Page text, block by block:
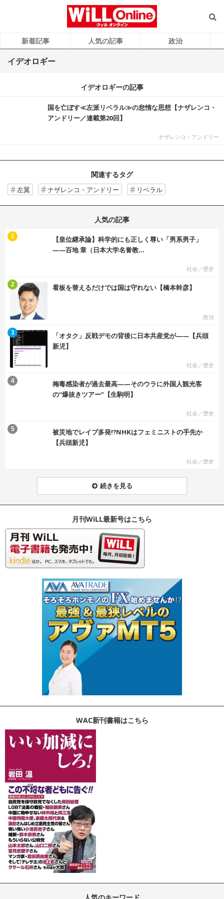
新着記事 人気の記事 政治
イデオロギー
イデオロギーの記事
国を亡ぼす≪左派リベラル≫の怠惰な思想【ナザレンコ・
アンドリー／連載第20回】
ナザレンコ・アンドリー
関連するタグ
左翼 ナザレンコ・アンドリー リベラル
人気の記事
【皇位継承論】科学的にも正しく尊い「男系男子」
――百地 章（日本大学名誉教...
社会／歴史
1
看板を替えるだけでは国は守れない【橋本幹彦】
政治
2
「オタク」反戦デモの背後に日本共産党が――【兵頭
新児】
社会／歴史
3
梅毒感染者が過去最高――そのウラに外国人観光客
の“爆抜きツアー”【生駒明】
社会／歴史
4
被災地でレイプ多発⁉NHKはフェミニストの手先か
【兵頭新児】
社会／歴史
5
続きを見る
月刊WiLL最新号はこちら
WAC新刊書籍はこちら